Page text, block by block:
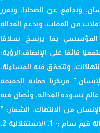
وتدافع عن الضحايا، وتعزز
من العقاب، وتدعم العدالة
المؤسسي بما يرسخ سلامًا
قائمًا على الإنصاف.الرؤية:
وتتحقق فيه المساءلة،
مرتكزنا حماية الحقيقة
عالم تسوده العدالة، وتُصان فيه
من الانتهاك. الشعار: "
من التوثيق إلى العدالة قيم سام :- 1. الاستقلالية 2.